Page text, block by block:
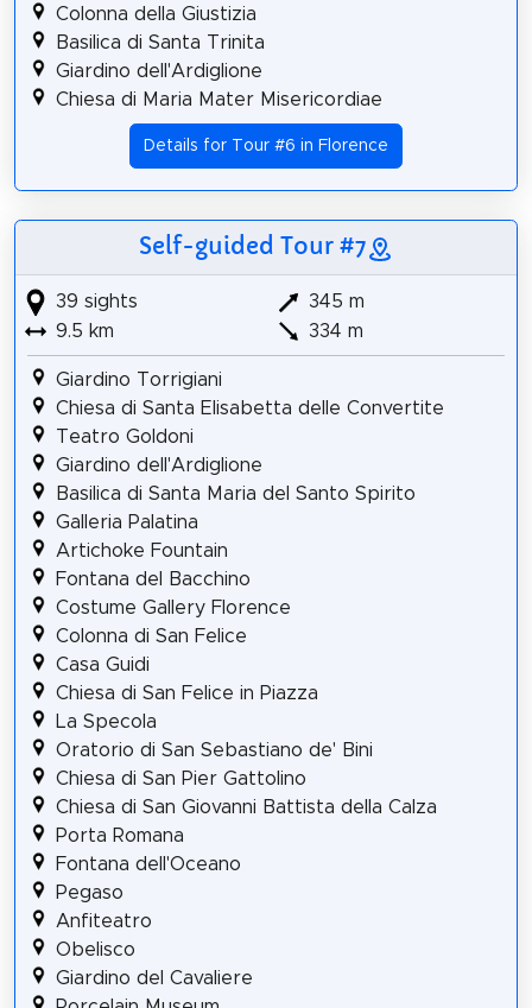
Colonna della Giustizia
Basilica di Santa Trinita
Giardino dell'Ardiglione
Chiesa di Maria Mater Misericordiae
Details for Tour #6 in Florence
Self-guided Tour #7
39 sights
9.5 km
345 m
334 m
Giardino Torrigiani
Chiesa di Santa Elisabetta delle Convertite
Teatro Goldoni
Giardino dell'Ardiglione
Basilica di Santa Maria del Santo Spirito
Galleria Palatina
Artichoke Fountain
Fontana del Bacchino
Costume Gallery Florence
Colonna di San Felice
Casa Guidi
Chiesa di San Felice in Piazza
La Specola
Oratorio di San Sebastiano de' Bini
Chiesa di San Pier Gattolino
Chiesa di San Giovanni Battista della Calza
Porta Romana
Fontana dell'Oceano
Pegaso
Anfiteatro
Obelisco
Giardino del Cavaliere